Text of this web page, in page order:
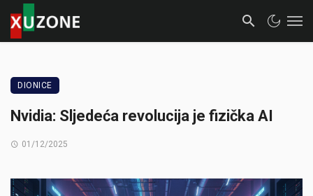
DIONICE
Nvidia: Sljedeća revolucija je fizička AI
01/12/2025